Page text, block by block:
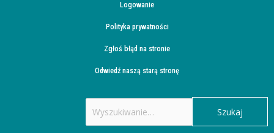
Logowanie
Polityka prywatności
Zgłoś błąd na stronie
Odwiedź naszą starą stronę
Szukaj
dla: